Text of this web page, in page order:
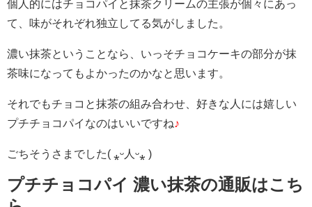
個人的にはチョコパイと抹茶クリームの主張が個々にあっ
て、味がそれぞれ独立してる気がしました。
濃い抹茶ということなら、いっそチョコケーキの部分が抹
茶味になってもよかったのかなと思います。
それでもチョコと抹茶の組み合わせ、好きな人には嬉しい
プチチョコパイなのはいいですね ♪
ごちそうさまでした( ⁎ᵕ人ᵕ⁎ )
プチチョコパイ 濃い抹茶の通販はこち